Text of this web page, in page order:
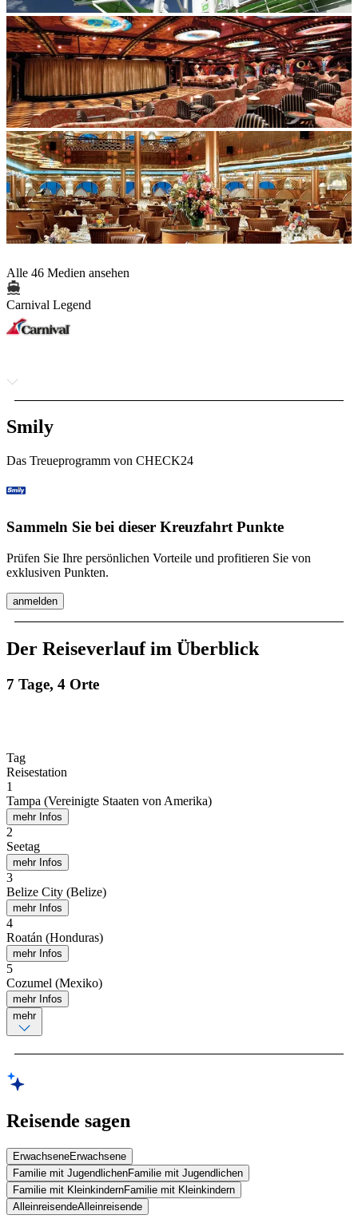
Alle 46 Medien ansehen
Carnival Legend
Smily
Das Treueprogramm von CHECK24
Sammeln Sie bei dieser Kreuzfahrt Punkte
Prüfen Sie Ihre persönlichen Vorteile und profitieren Sie von
exklusiven Punkten.
anmelden
Der Reiseverlauf im Überblick
7 Tage, 4 Orte
Tag
Reisestation
1
Tampa (Vereinigte Staaten von Amerika)
mehr Infos
2
Seetag
mehr Infos
3
Belize City (Belize)
mehr Infos
4
Roatán (Honduras)
mehr Infos
5
Cozumel (Mexiko)
mehr Infos
mehr
Reisende sagen
ErwachseneErwachsene
Familie mit JugendlichenFamilie mit Jugendlichen
Familie mit KleinkindernFamilie mit Kleinkindern
AlleinreisendeAlleinreisende